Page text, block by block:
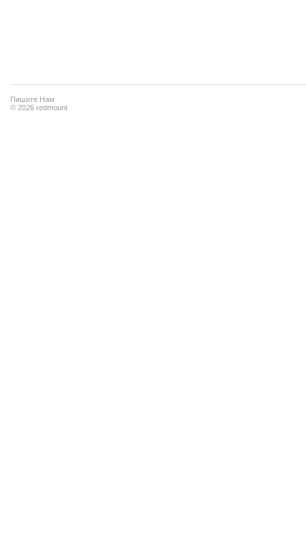
Пишите Нам
© 2026 redmount